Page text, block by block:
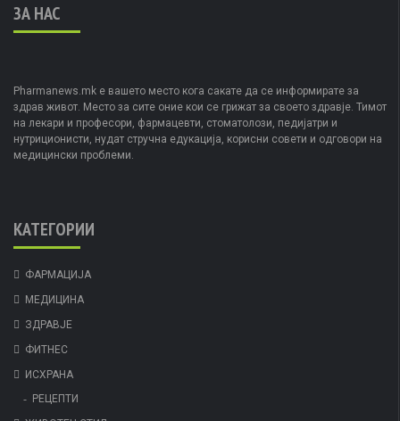
ЗА НАС
Pharmanews.mk е вашето место кога сакате да се информирате за
здрав живот. Место за сите оние кои се грижат за своето здравје. Тимот
на лекари и професори, фармацевти, стоматолози, педијатри и
нутриционисти, нудат стручна едукација, корисни совети и одговори на
медицински проблеми.
КАТЕГОРИИ
ФАРМАЦИЈА
МЕДИЦИНА
ЗДРАВЈЕ
ФИТНЕС
ИСХРАНА
РЕЦЕПТИ